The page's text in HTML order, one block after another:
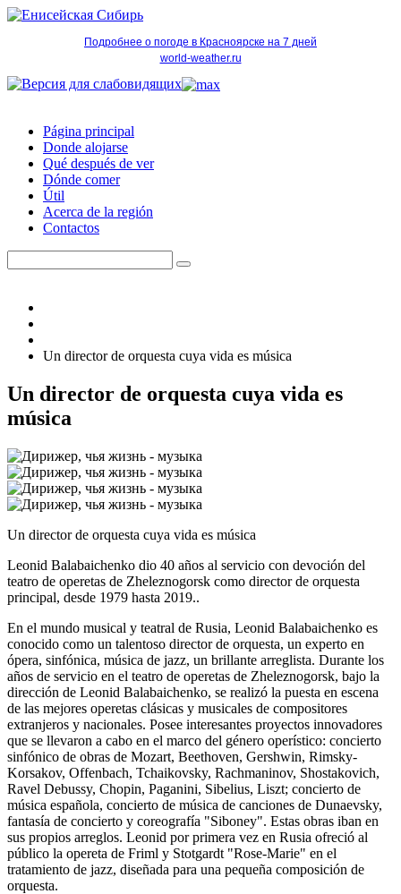
Подробнее о погоде в Красноярске на 7 дней
world-weather.ru
Página principal
Donde alojarse
Qué después de ver
Dónde comer
Útil
Acerca de la región
Contactos
Un director de orquesta cuya vida es música
Un director de orquesta cuya vida es
música
Un director de orquesta cuya vida es música
Leonid Balabaichenko dio 40 años al servicio con devoción del
teatro de operetas de Zheleznogorsk como director de orquesta
principal, desde 1979 hasta 2019..
En el mundo musical y teatral de Rusia, Leonid Balabaichenko es
conocido como un talentoso director de orquesta, un experto en
ópera, sinfónica, música de jazz, un brillante arreglista. Durante los
años de servicio en el teatro de operetas de Zheleznogorsk, bajo la
dirección de Leonid Balabaichenko, se realizó la puesta en escena
de las mejores operetas clásicas y musicales de compositores
extranjeros y nacionales. Posee interesantes proyectos innovadores
que se llevaron a cabo en el marco del género operístico: concierto
sinfónico de obras de Mozart, Beethoven, Gershwin, Rimsky-
Korsakov, Offenbach, Tchaikovsky, Rachmaninov, Shostakovich,
Ravel Debussy, Chopin, Paganini, Sibelius, Liszt; concierto de
música española, concierto de música de canciones de Dunaevsky,
fantasía de concierto y coreografía "Siboney". Estas obras iban en
sus propios arreglos. Leonid por primera vez en Rusia ofreció al
público la opereta de Friml y Stotgardt "Rose-Marie" en el
tratamiento de jazz, diseñada para una pequeña composición de
orquesta.